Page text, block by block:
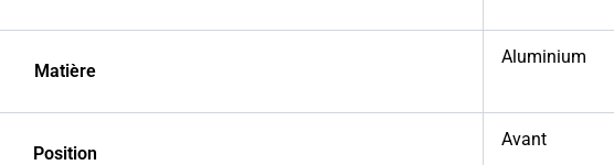
Matière
Aluminium
Position
Avant